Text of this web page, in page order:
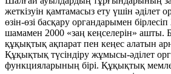
жеткізуін қамтамасыз ету үшін әділет
өзін-өзі басқару органдарымен
шамамен 2000 «заң кеңселерін» ашты.
құқықтық ақпарат пен кеңес алатын
Құқықтық түсіндіру жұмысы-әділет
функцияларының бірі. Құқықтық